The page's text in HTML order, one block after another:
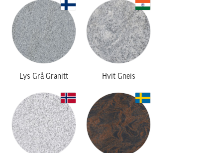
Lys Grå Granitt Hvit Gneis